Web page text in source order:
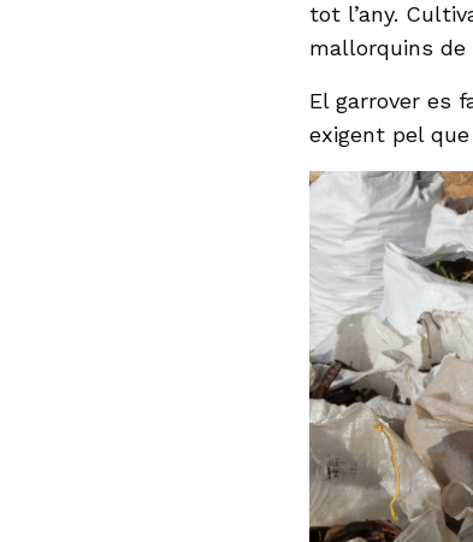
tot l’any.
mallorquins de
El garrover es
exigent pel